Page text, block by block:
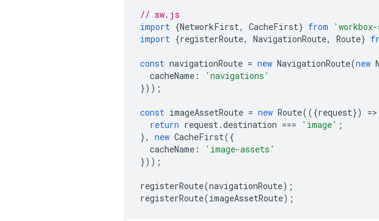
// sw.js
import {NetworkFirst, CacheFirst} from
import {registerRoute, NavigationRoute, Route}
const navigationRoute = new NavigationRoute(new
cacheName :
'navigations'
}));
const imageAssetRoute = new Route(({request}) =>
return request.destination === 'image' ;
},
new CacheFirst({
cacheName :
'image-assets'
}));
registerRoute(navigationRoute);
registerRoute(imageAssetRoute);